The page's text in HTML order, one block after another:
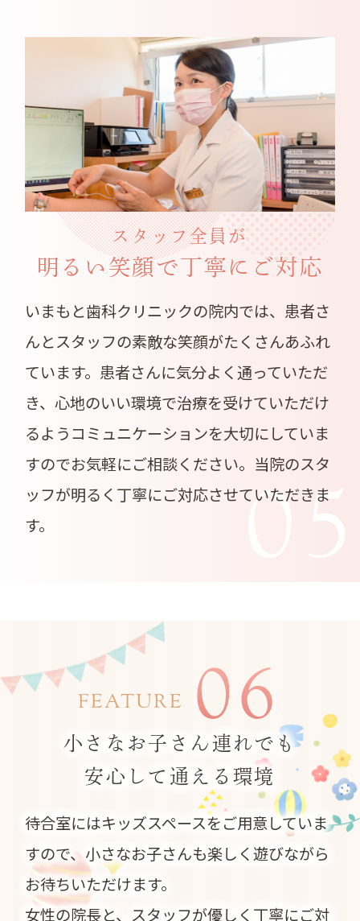
スタッフ全員が
明るい笑顔で丁寧にご対応
いまもと歯科クリニックの院内では、患者さ
んとスタッフの素敵な笑顔がたくさんあふれ
ています。患者さんに気分よく通っていただ
き、心地のいい環境で治療を受けていただけ
るようコミュニケーションを大切にしていま
すのでお気軽にご相談ください。当院のスタ
ッフが明るく丁寧にご対応させていただきま
す。
FEATURE 06
小さなお子さん連れでも
安心して通える環境
待合室にはキッズスペースをご用意していま
すので、小さなお子さんも楽しく遊びながら
お待ちいただけます。
女性の院長と、スタッフが優しく丁寧にご対